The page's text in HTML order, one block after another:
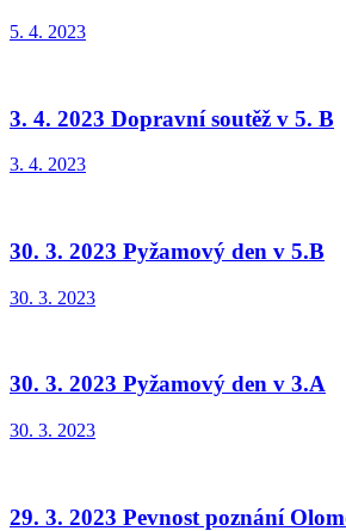
5. 4. 2023
3. 4. 2023 Dopravní soutěž v 5. B
3. 4. 2023
30. 3. 2023 Pyžamový den v 5.B
30. 3. 2023
30. 3. 2023 Pyžamový den v 3.A
30. 3. 2023
29. 3. 2023 Pevnost poznání